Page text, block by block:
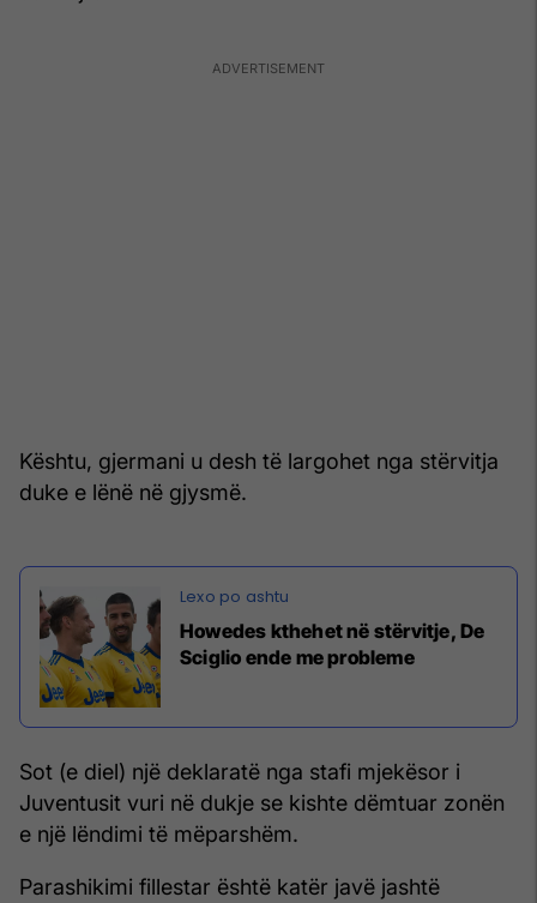
Kështu, gjermani u desh të largohet nga stërvitja
duke e lënë në gjysmë.
Howedes kthehet në stërvitje, De
Sciglio ende me probleme
Sot (e diel) një deklaratë nga stafi mjekësor i
Juventusit vuri në dukje se kishte dëmtuar zonën
e një lëndimi të mëparshëm.
Parashikimi fillestar është katër javë jashtë